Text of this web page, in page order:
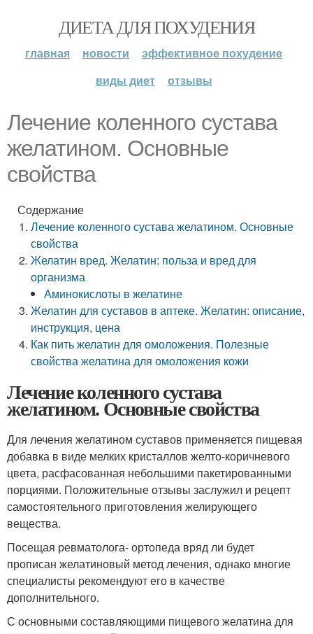
ДИЕТА ДЛЯ ПОХУДЕНИЯ
главная новости
эффективное похудение
виды диет
отзывы
Лечение коленного сустава
желатином. Основные
свойства
Содержание
Лечение коленного сустава желатином. Основные
свойства
Желатин вред. Желатин: польза и вред для
организма
Аминокислоты в желатине
Желатин для суставов в аптеке. Желатин: описание,
инструкция, цена
Как пить желатин для омоложения. Полезные
свойства желатина для омоложения кожи
Лечение коленного сустава
желатином. Основные свойства
Для лечения желатином суставов применяется пищевая
добавка в виде мелких кристаллов желто-коричневого
цвета, расфасованная небольшими пакетированными
порциями. Положительные отзывы заслужил и рецепт
самостоятельного приготовления желирующего
вещества.
Посещая ревматолога- ортопеда вряд ли будет
прописан желатиновый метод лечения, однако многие
специалисты рекомендуют его в качестве
дополнительного.
С основными составляющими пищевого желатина для